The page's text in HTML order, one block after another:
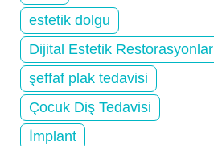
estetik dolgu
Dijital Estetik Restorasyonlar
şeffaf plak tedavisi
Çocuk Diş Tedavisi
İmplant